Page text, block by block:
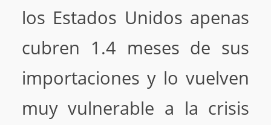
los Estados Unidos apenas
cubren 1.4 meses de sus
importaciones y lo vuelven
muy vulnerable a la crisis